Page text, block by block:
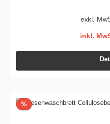
exkl.
inkl.
%Rabatt